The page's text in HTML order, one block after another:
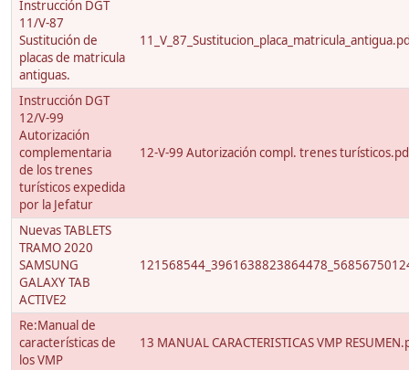
Instrucción DGT
11/V-87
Sustitución de
placas de matricula
antiguas.
Instrucción DGT
12/V-99
Autorización
complementaria
de los trenes
turísticos expedida
por la Jefatur
12-V-99 Autorización compl. trenes
Nuevas TABLETS
TRAMO 2020
SAMSUNG
GALAXY TAB
ACTIVE2
Re:Manual de
características de
los VMP
13 MANUAL CARACTERISTICAS VMP